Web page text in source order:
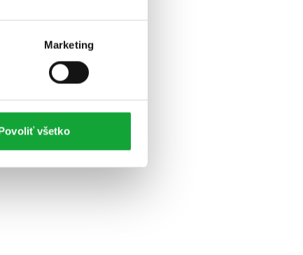
Marketing
všetko